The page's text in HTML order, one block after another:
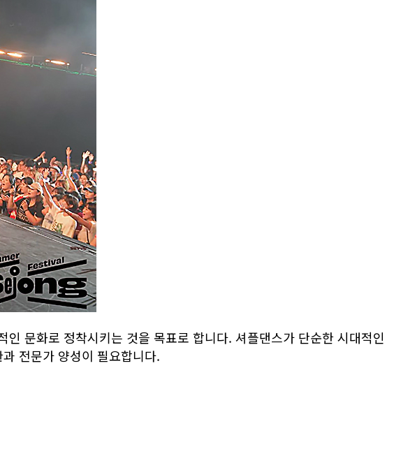
문화로 정착시키는 것을 목표로 합니다. 셔플댄스가 단순한 시대적인
전문가 양성이 필요합니다.